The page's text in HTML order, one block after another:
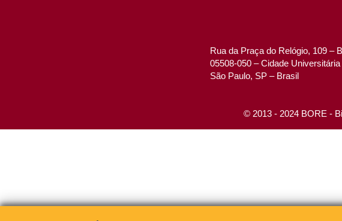
Rua da Praça do Relógio, 109 –
05508-050 – Cidade Universitária
São Paulo, SP – Brasil
© 2013 - 2024 BORE -